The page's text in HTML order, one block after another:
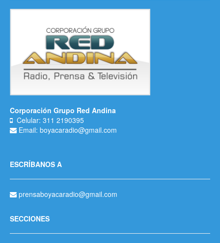
Corporación Grupo Red Andina
Celular: 311 2190395
Email: boyacaradio@gmail.com
ESCRÍBANOS A
prensaboyacaradio@gmail.com
SECCIONES